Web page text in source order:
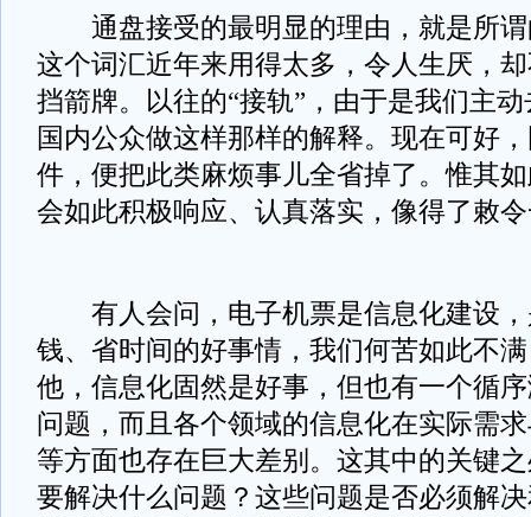
通盘接受的最明显的理由，就是所谓
这个词汇近年来用得太多，令人生厌，
挡箭牌。以往的“接轨”，由于是我们主
国内公众做这样那样的解释。现在可好
件，便把此类麻烦事儿全省掉了。惟其
会如此积极响应、认真落实，像得了敕
有人会问，电子机票是信息化建设，
钱、省时间的好事情，我们何苦如此不
他，信息化固然是好事，但也有一个循
问题，而且各个领域的信息化在实际需
等方面也存在巨大差别。这其中的关键
要解决什么问题？这些问题是否必须解